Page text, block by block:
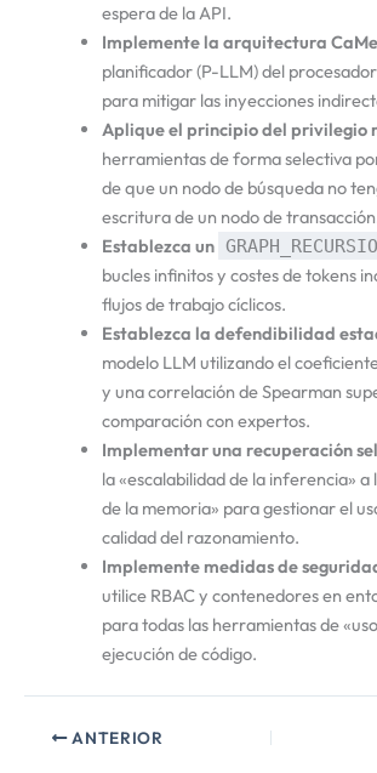
espera de la API.
Implemente la arquitectura
planificador (P-LLM) del
para mitigar las inyecciones
Aplique el principio del privilegio
herramientas de forma selectiva
de que un nodo de búsqueda no
escritura de un nodo de
Establezca un
bucles infinitos y costes de tokens
flujos de trabajo cíclicos.
Establezca la defendibilidad
modelo LLM utilizando el
y una correlación de Spearman
comparación con expertos.
Implementar una recuperación
la «escalabilidad de la inferencia» a
de la memoria» para gestionar el
calidad del razonamiento.
Implemente medidas de
utilice RBAC y contenedores en
para todas las herramientas de
ejecución de código.
ANTERIOR